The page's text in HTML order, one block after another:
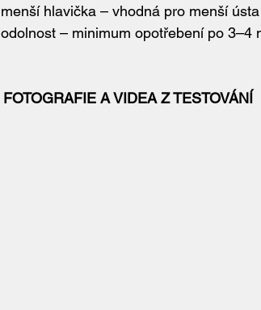
menší hlavička – vhodná pro menší ústa
odolnost – minimum opotřebení po 3–4
FOTOGRAFIE A VIDEA Z TESTOVÁNÍ